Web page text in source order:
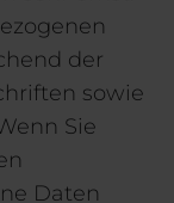
der
sowie
Sie
Daten